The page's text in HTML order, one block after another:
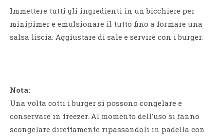
Immettere tutti gli ingredienti in un bicchiere per
minipimer e emulsionare il tutto fino a formare una
salsa liscia. Aggiustare di sale e servire con i burger.
Nota:
Una volta cotti i burger si possono congelare e
conservare in freezer. Al momento dell’uso si fanno
scongelare direttamente ripassandoli in padella con